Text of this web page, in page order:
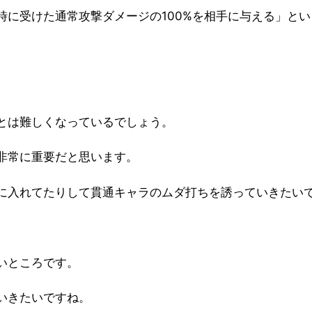
受けた通常攻撃ダメージの100%を相手に与える」と
難しくなっているでしょう。
に重要だと思います。
れてたりして貫通キャラのムダ打ちを誘っていきたい
ころです。
たいですね。